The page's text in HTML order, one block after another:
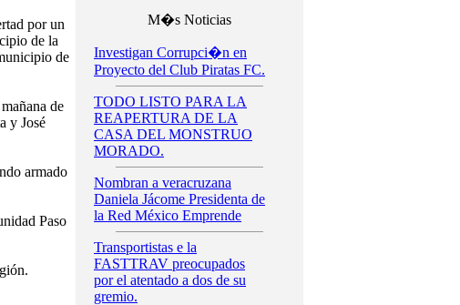
por un
de la
de
de
y José
armado
Paso
M�s Noticias
Investigan Corrupci�n en
Proyecto del Club Piratas FC.
TODO LISTO PARA LA
REAPERTURA DE LA
CASA DEL MONSTRUO
MORADO.
Nombran a veracruzana
Daniela Jácome Presidenta de
la Red México Emprende
Transportistas e la
FASTTRAV preocupados
por el atentado a dos de su
gremio.